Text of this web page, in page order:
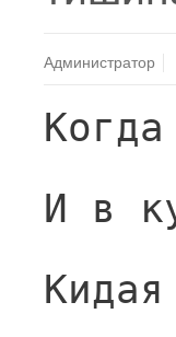
Администратор
И в